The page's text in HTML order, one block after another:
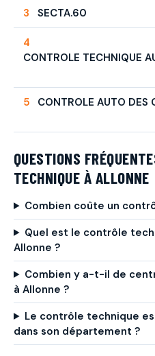
SECTA.60
CONTROLE TECHNIQUE
CONTROLE AUTO DES
QUESTIONS
TECHNIQUE À ALLONNE
Combien coûte un
Quel est le contrôle
Allonne ?
Combien y a-t-il de
à Allonne ?
Le contrôle technique
dans son département ?